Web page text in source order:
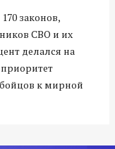
законов,
СВО и их
делался на
к мирной